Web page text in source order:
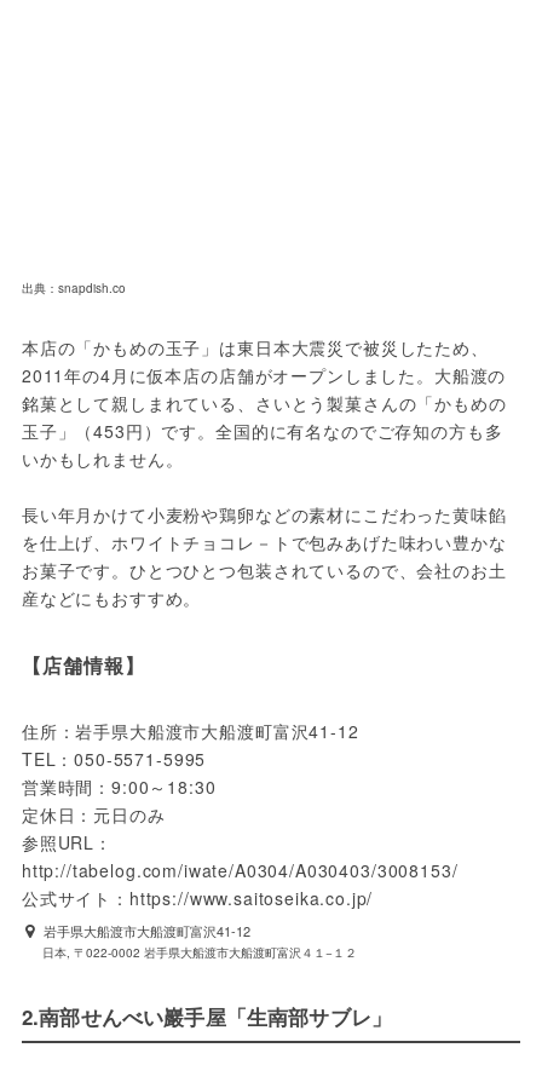
出典：snapdish.co
本店の「かもめの玉子」は東日本大震災で被災したため、
2011年の4月に仮本店の店舗がオープンしました。大船渡の
銘菓として親しまれている、さいとう製菓さんの「かもめの
玉子」（453円）です。全国的に有名なのでご存知の方も多
いかもしれません。
長い年月かけて小麦粉や鶏卵などの素材にこだわった黄味餡
を仕上げ、ホワイトチョコレ－トで包みあげた味わい豊かな
お菓子です。ひとつひとつ包装されているので、会社のお土
産などにもおすすめ。
【店舗情報】
住所：岩手県大船渡市大船渡町富沢41-12
TEL：050-5571-5995
営業時間：9:00～18:30
定休日：元日のみ
参照URL：
http://tabelog.com/iwate/A0304/A030403/3008153/
公式サイト：https://www.saitoseika.co.jp/
岩手県大船渡市大船渡町富沢41-12
日本, 〒022-0002 岩手県大船渡市大船渡町富沢４１−１２
2.南部せんべい巖手屋「生南部サブレ」